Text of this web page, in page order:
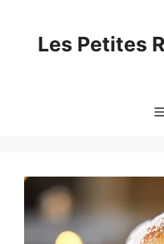
contentLes Petites